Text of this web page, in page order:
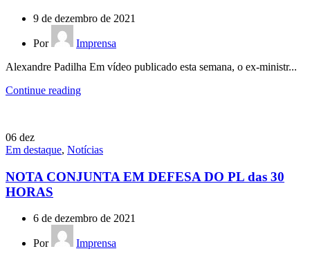
9 de dezembro de 2021
Por
Imprensa
Alexandre Padilha Em vídeo publicado esta semana, o ex-ministr...
Continue reading
06 dez
Em destaque, Notícias
NOTA CONJUNTA EM DEFESA DO PL das 30
HORAS
6 de dezembro de 2021
Por
Imprensa